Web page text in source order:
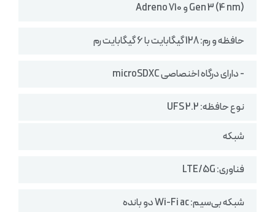
Gen 3 (4 nm) و Adreno 710
حافظه و رم: 128 گیگابایت با 6 گیگابایت رم
- دارای درگاه اخنصاصی microSDXC
نوع حافظه: UFS 2.2
شبکه
فناوری: LTE/5G
شبکه بی‌سیم: Wi-Fi ac دو بانده